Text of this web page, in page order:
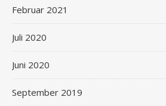
Februar 2021
Juli 2020
Juni 2020
September 2019